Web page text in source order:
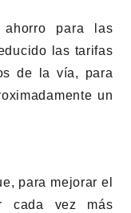
para las
las tarifas
de la vía, para
un
para mejorar el
cada vez más